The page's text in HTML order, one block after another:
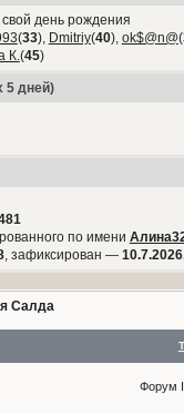
день рождения
(33), Dmitriy(40), ok$@n@(
К.(45)
5 дней)
по имени
, зафиксирован —
Салда
Форум